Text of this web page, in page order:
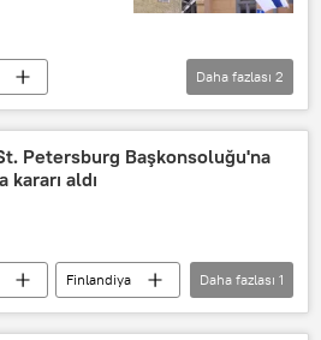
Avrupa
Daha fazlası 2
Petersburg Başkonsoluğu'na
aldı
Finlandiya
Daha fazlası 1